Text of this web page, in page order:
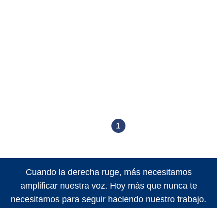
1
Cuando la derecha ruge, más necesitamos
amplificar nuestra voz. Hoy más que nunca te
necesitamos para seguir haciendo nuestro trabajo.